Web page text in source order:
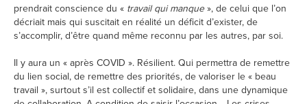
prendrait conscience du « travail qui manque», de celui que l’on
décriait mais qui suscitait en réalité un déficit d’exister, de
s’accomplir, d’être quand même reconnu par les autres, par soi.
Il y aura un « après COVID ». Résilient. Qui permettra de remettre
du lien social, de remettre des priorités, de valoriser le « beau
travail », surtout s’il est collectif et solidaire, dans une dynamique